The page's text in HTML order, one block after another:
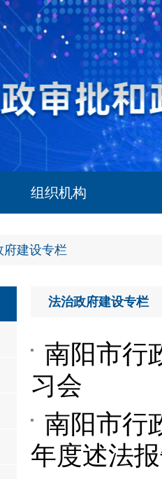
组织机构
府建设专栏
法治政府建设专栏
南阳市行
习会
南阳市行
年度述法